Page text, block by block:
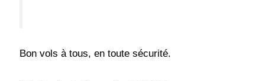
Bon vols à tous, en toute sécurité.